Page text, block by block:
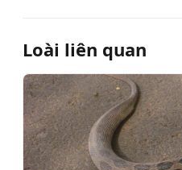
Loài liên quan